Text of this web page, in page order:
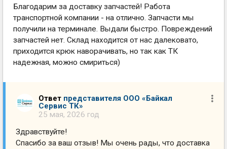
Благодарим за доставку запчастей! Работа
транспортной компании - на отлично. Запчасти мы
получили на терминале. Выдали быстро. Повреждений
запчастей нет. Склад находится от нас далековато,
приходится крюк наворачивать, но так как ТК
надежная, можно смириться)
Ответ представителя ООО «Байкал
Сервис ТК»
25 мая, 2026 год
Здравствуйте!
Спасибо за ваш отзыв! Мы очень рады, что доставка